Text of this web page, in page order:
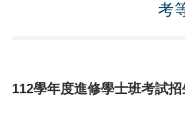
考
112學年度進修學士班考試